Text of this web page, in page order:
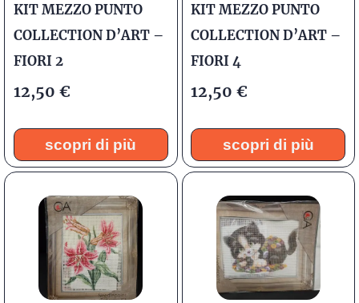
KIT MEZZO PUNTO
COLLECTION D’ART –
FIORI 2
12,50 €
scopri di più
KIT MEZZO PUNTO
COLLECTION D’ART –
FIORI 4
12,50€
scopri di più